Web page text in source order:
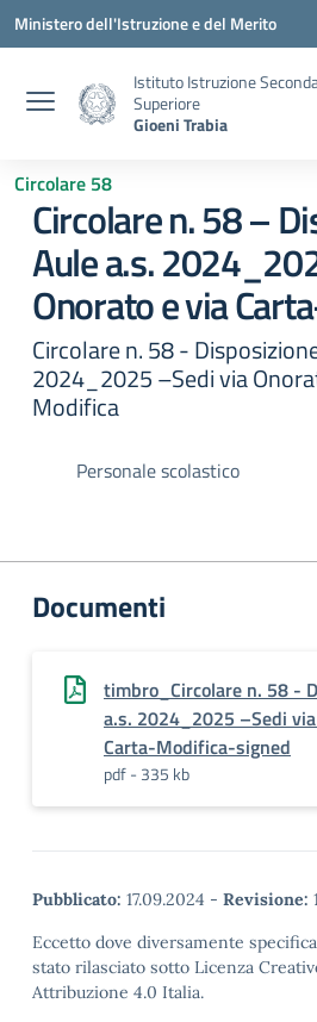
Vai ai contenuti
Vai al menu di navigazione
Vai al footer
Ministero dell'Istruzione e del Merito
Istituto Istruzione
Superiore
Gioeni Trabia
Circolare 58
Circolare n. 58 –
Aule a.s.
Onorato e via
Circolare n. 58 -
2024_2025 –Sedi via
Modifica
Personale scolastico
Documenti
timbro_Circolare n. 58 -
a.s. 2024_2025 –Sedi
Carta-Modifica-signed
pdf - 335 kb
Pubblicato: 17.09.2024 - Revisione:
Eccetto dove diversamente
stato rilasciato sotto Licenza
Attribuzione 4.0 Italia.